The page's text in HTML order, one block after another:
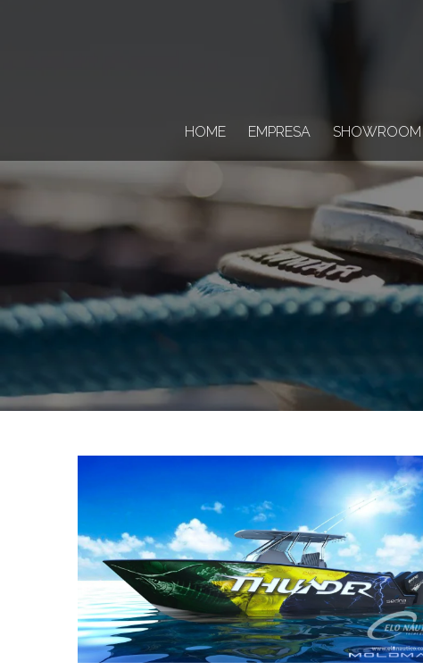
HOME EMPRESA SHOWROOM